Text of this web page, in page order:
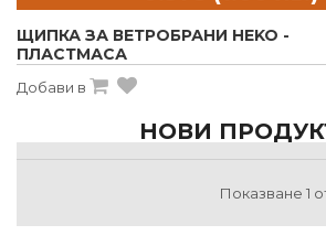
ЩИПКА ЗА ВЕТРОБРАНИ HEKO -
ПЛАСТМАСА
Добави в
Показване 1
НОВИ